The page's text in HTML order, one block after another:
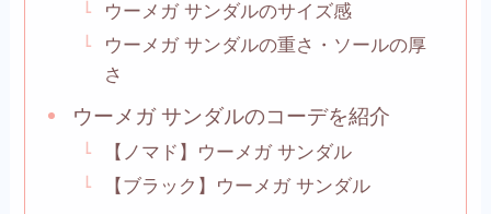
ウーメガ サンダルのサイズ感
ウーメガ サンダルの重さ・ソールの厚
さ
ウーメガ サンダルのコーデを紹介
【ノマド】ウーメガ サンダル
【ブラック】ウーメガ サンダル